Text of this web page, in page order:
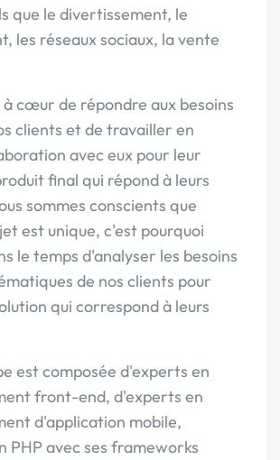
que le divertissement, le
les réseaux sociaux, la vente
à cœur de répondre aux besoins
clients et de travailler en
avec eux pour leur
final qui répond à leurs
sommes conscients que
est unique, c'est pourquoi
le temps d'analyser les besoins
de nos clients pour
qui correspond à leurs
est composée d'experts en
front-end, d'experts en
d'application mobile,
PHP avec ses frameworks